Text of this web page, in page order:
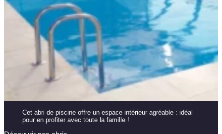
Cet abri de piscine offre un espace intérieur agréable : idéal
pour en profiter avec toute la famille !